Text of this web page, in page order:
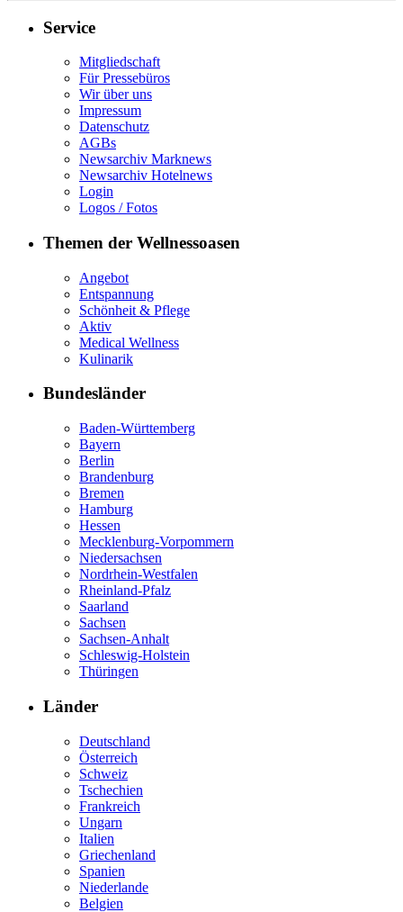
Service
Mitgliedschaft
Für Pressebüros
Wir über uns
Impressum
Datenschutz
AGBs
Newsarchiv Marknews
Newsarchiv Hotelnews
Login
Logos / Fotos
Themen der Wellnessoasen
Angebot
Entspannung
Schönheit & Pflege
Aktiv
Medical Wellness
Kulinarik
Bundesländer
Baden-Württemberg
Bayern
Berlin
Brandenburg
Bremen
Hamburg
Hessen
Mecklenburg-Vorpommern
Niedersachsen
Nordrhein-Westfalen
Rheinland-Pfalz
Saarland
Sachsen
Sachsen-Anhalt
Schleswig-Holstein
Thüringen
Länder
Deutschland
Österreich
Schweiz
Tschechien
Frankreich
Ungarn
Italien
Griechenland
Spanien
Niederlande
Belgien